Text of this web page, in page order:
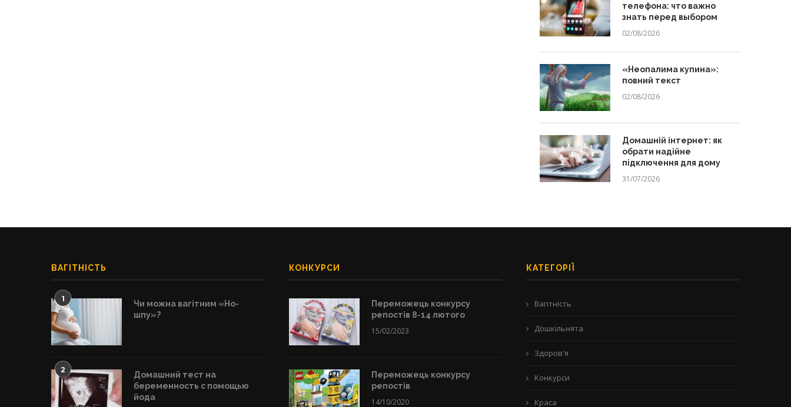
телефона: что важно
знать перед выбором
02/08/2026
«Неопалима купина»:
повний текст
02/08/2026
Домашній інтернет: як
обрати надійне
підключення для дому
31/07/2026
ВАГІТНІСТЬ
1
Чи можна вагітним «Но-
шпу»?
2
Домашний тест на
беременность с помощью
йода
КОНКУРСИ
Переможець конкурсу
репостів 8-14 лютого
15/02/2023
Переможець конкурсу
репостів
14/10/2020
КАТЕГОРІЇ
Вагітність
Дошкільнята
Здоров'я
Конкурси
Краса